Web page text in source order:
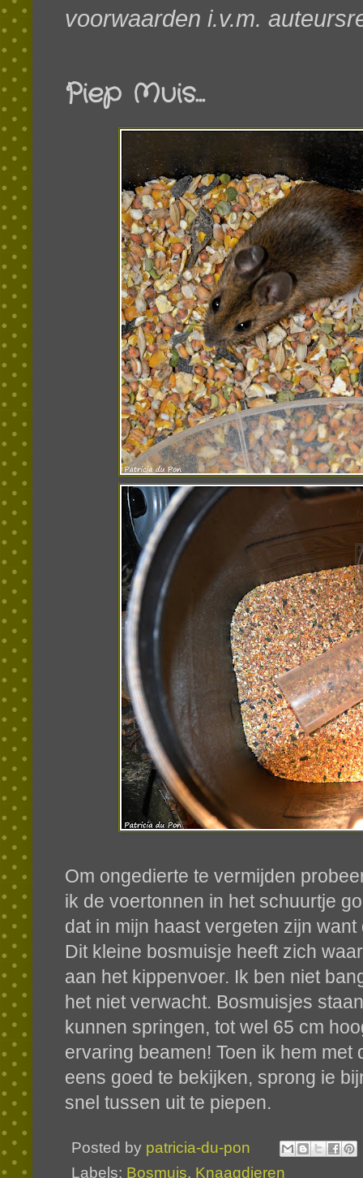
voorwaarden i.v.m.
Piep Muis...
Om ongedierte te vermijden
ik de voertonnen in het schuurtje
dat in mijn haast vergeten zijn
Dit kleine bosmuisje heeft zich
aan het kippenvoer. Ik ben niet
het niet verwacht. Bosmuisjes
kunnen springen, tot wel 65 cm
ervaring beamen! Toen ik hem
eens goed te bekijken, sprong ie
snel tussen uit te piepen.
Posted by patricia-du-pon
Labels: Bosmuis, Knaagdieren